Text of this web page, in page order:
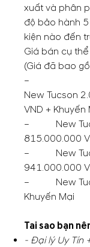
xuất và phân
độ bảo hành
kiện nào đến
Giá bán cụ
(Giá đã bao
–
New Tucson
VND + Khuyến
– New
815.000.000
– New
941.000.000
– New
Khuyến Mại
Tai sao bạn
- Đại lý Uy Tín